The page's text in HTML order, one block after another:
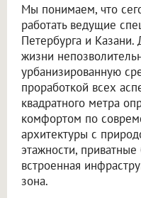
Мы понимаем, что
работать ведущие
Петербурга и
жизни
урбанизированную
проработкой всех
квадратного метра
комфортом по
архитектуры с
этажности,
встроенная
зона.